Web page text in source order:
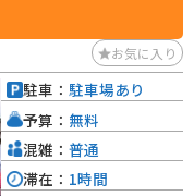
お気に入り
駐車： 駐車場あり
予算： 無料
混雑： 普通
滞在： 1時間